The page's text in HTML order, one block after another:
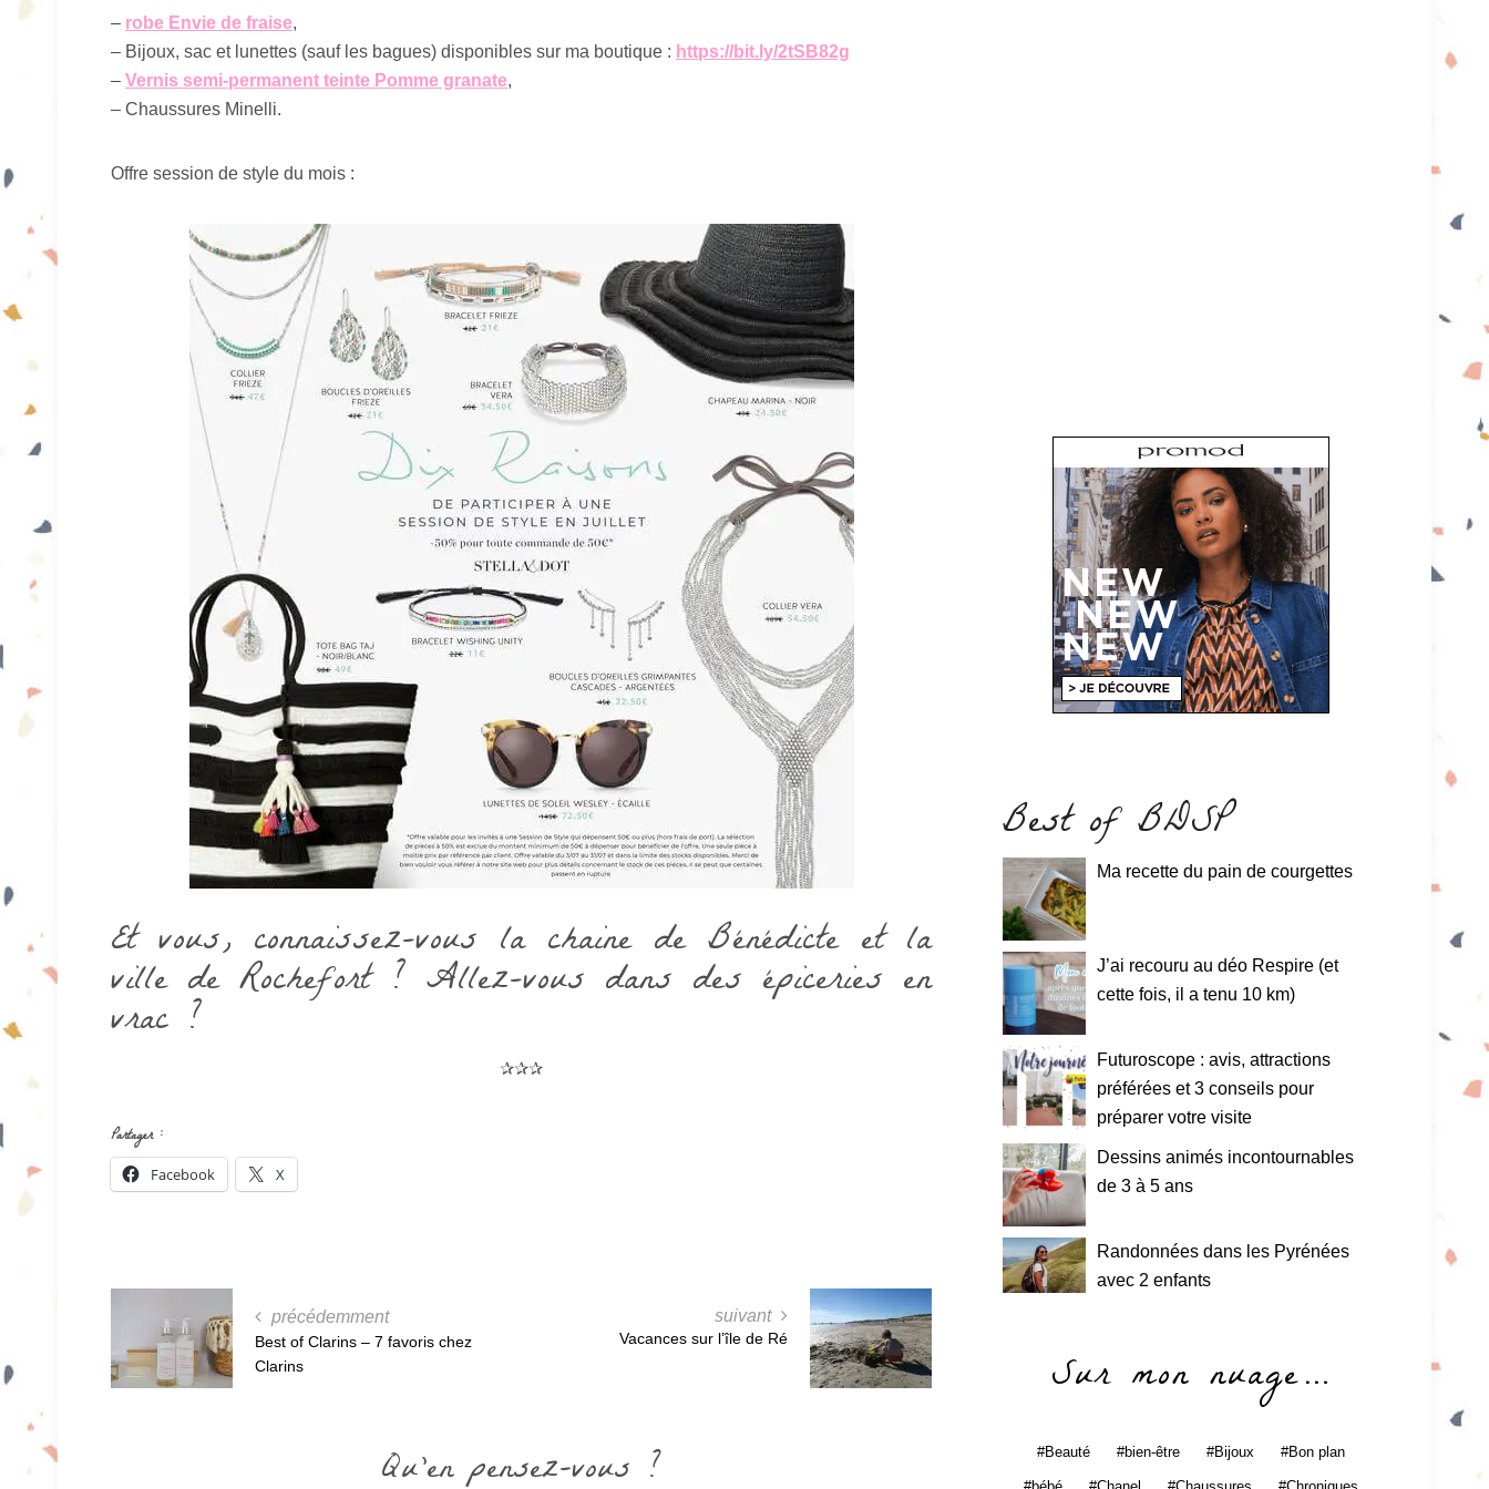
– robe Envie de fraise,
– Bijoux, sac et lunettes (sauf les bagues) disponibles sur ma boutique : https://bit.ly/2tSB82g
– Vernis semi-permanent teinte Pomme granate,
– Chaussures Minelli.
Offre session de style du mois :
Et vous, connaissez-vous la chaine de Bénédicte et la
ville de Rochefort ? Allez-vous dans des épiceries en
vrac ?
✰✰✰
Partager :
Facebook X
précédemment
Best of Clarins – 7 favoris chez
Clarins
suivant
Vacances sur l’île de Ré
Qu'en pensez-vous ?
Best of BDSP
Ma recette du pain de courgettes
J’ai recouru au déo Respire (et
cette fois, il a tenu 10 km)
Futuroscope : avis, attractions
préférées et 3 conseils pour
préparer votre visite
Dessins animés incontournables
de 3 à 5 ans
Randonnées dans les Pyrénées
avec 2 enfants
Sur mon nuage…
Beauté bien-être Bijoux Bon plan